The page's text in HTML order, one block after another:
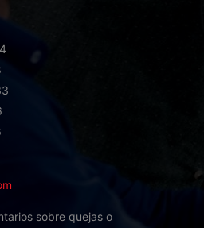
sobre quejas o